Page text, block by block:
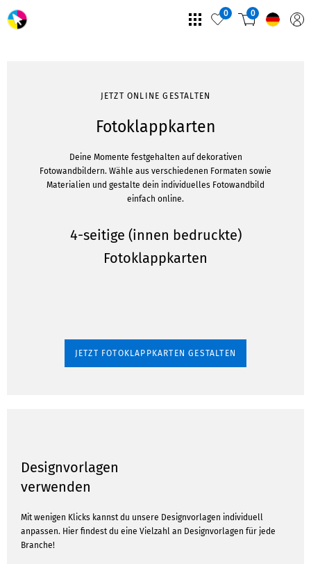
0 0
JETZT ONLINE GESTALTEN
Fotoklappkarten
Deine Momente festgehalten auf dekorativen
Fotowandbildern. Wähle aus verschiedenen Formaten sowie
Materialien und gestalte dein individuelles Fotowandbild
einfach online.
4-seitige (innen bedruckte)
Fotoklappkarten
JETZT FOTOKLAPPKARTEN GESTALTEN
Designvorlagen
verwenden
Mit wenigen Klicks kannst du unsere Designvorlagen individuell
anpassen. Hier findest du eine Vielzahl an Designvorlagen für jede
Branche!